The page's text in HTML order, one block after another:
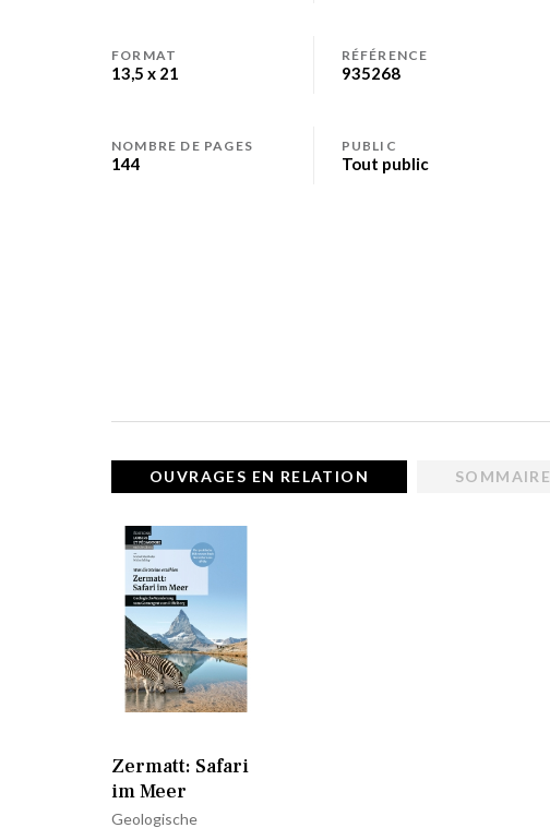
the
images
FORMAT
13,5 x 21
RÉFÉRENCE
935268
NOMBRE DE PAGES
144
PUBLIC
Tout public
OUVRAGES EN RELATION
Zermatt: Safari
im Meer
Geologische
SOMMAIRE